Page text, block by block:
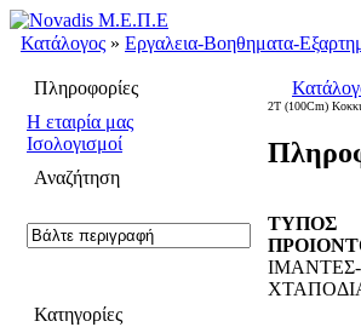
Κατάλογος » Εργαλεια-Βοηθηματα-
Πληροφορίες
H εταιρία μας
Ισολογισμοί
Αναζήτηση
Κατηγορίες
2Τ (100Cm)
ΤΥΠΟΣ
ΙΜΑΝΤΕΣ-